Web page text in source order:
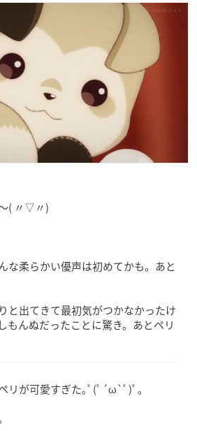
( 〃▽〃)
な柔らかい優声は初めてかも。あと
と出てきて最初気がつかなかったけ
もんぬだったことに驚き。あとペリ
リが可愛すぎた｡ﾟ(ﾟ´ω`ﾟ)ﾟ｡